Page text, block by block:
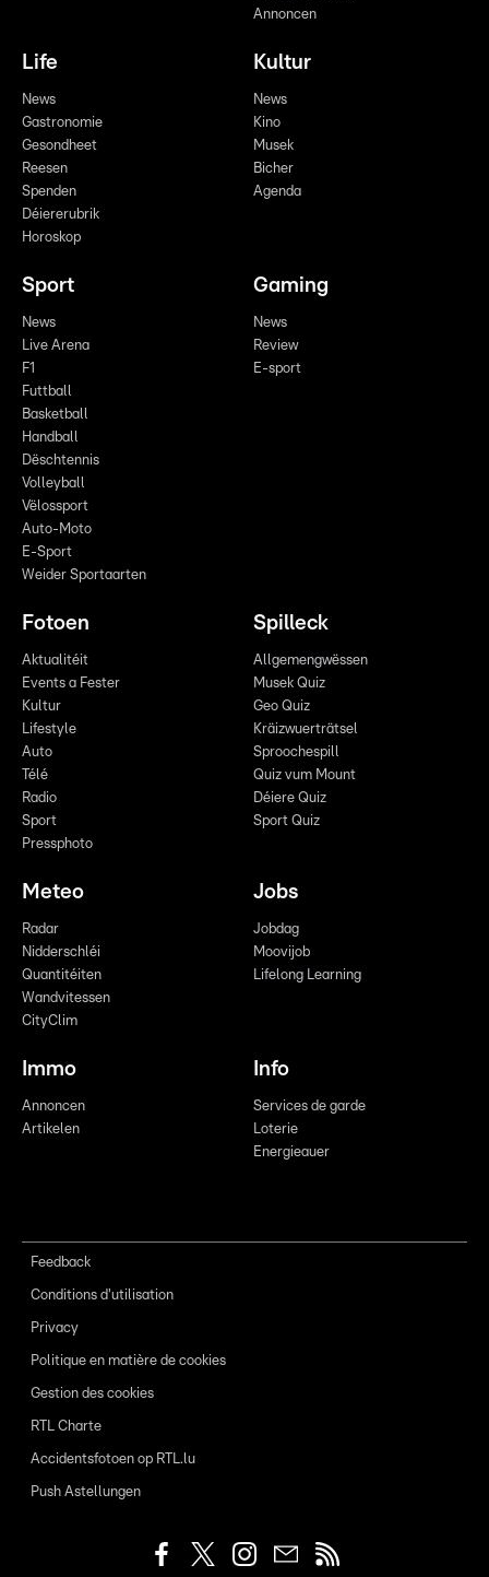
Annoncen
Life
News
Gastronomie
Gesondheet
Reesen
Spenden
Déiererubrik
Horoskop
Kultur
News
Kino
Musek
Bicher
Agenda
Sport
News
Live Arena
F1
Futtball
Basketball
Handball
Dëschtennis
Volleyball
Vëlossport
Auto-Moto
E-Sport
Weider Sportaarten
Gaming
News
Review
E-sport
Fotoen
Aktualitéit
Events a Fester
Kultur
Lifestyle
Auto
Télé
Radio
Sport
Pressphoto
Spilleck
Allgemengwëssen
Musek Quiz
Geo Quiz
Kräizwuerträtsel
Sproochespill
Quiz vum Mount
Déiere Quiz
Sport Quiz
Meteo
Radar
Nidderschléi
Quantitéiten
Wandvitessen
CityClim
Jobs
Jobdag
Moovijob
Lifelong Learning
Immo
Annoncen
Artikelen
Info
Services de garde
Loterie
Energieauer
Feedback
Conditions d'utilisation
Privacy
Politique en matière de cookies
Gestion des cookies
RTL Charte
Accidentsfotoen op RTL.lu
Push Astellungen